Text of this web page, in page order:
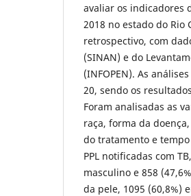
avaliar os indicadores
2018 no estado do Rio
retrospectivo, com
(SINAN) e do
(INFOPEN). As
20, sendo os
Foram analisadas as
raça, forma da
do tratamento e
PPL notificadas com
masculino e 858
da pele, 1095 (60,8%)